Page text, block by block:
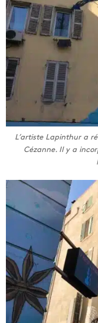
L’artiste Lapinthur a
Cézanne. Il y a